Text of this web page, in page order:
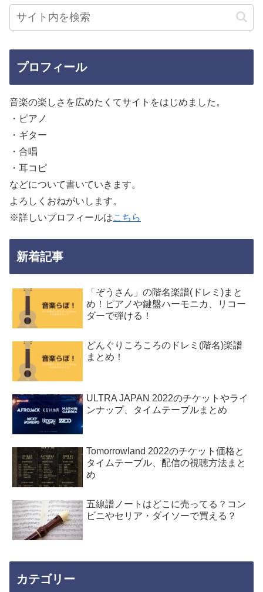
プロフィール
音楽の楽しさを広めたくてサイトをはじめました。
・ピアノ
・ギター
・合唱
・耳コピ
などについて書いていきます。
よろしくおねがいします。
※詳しいプロフィールはこちら
新着記事
「ぞうさん」の階名楽譜(ドレミ)まと
め！ピアノや鍵盤ハーモニカ、リコー
ダーで弾ける！
どんぐりころころのドレミ(階名)楽譜
まとめ！
ULTRA JAPAN 2022のチケットやライ
ンナップ、タイムテーブルまとめ
Tomorrowland 2022のチケット価格と
タイムテーブル、配信の視聴方法まと
め
五線譜ノートはどこに売ってる？コン
ビニやセリア・ダイソーで買える？
カテゴリー